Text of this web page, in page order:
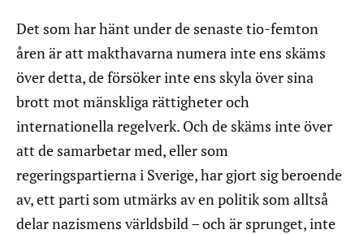
Det som har hänt under de senaste tio-femton
åren är att makthavarna numera inte ens skäms
över detta, de försöker inte ens skyla över sina
brott mot mänskliga rättigheter och
internationella regelverk. Och de skäms inte över
att de samarbetar med, eller som
regeringspartierna i Sverige, har gjort sig beroende
av, ett parti som utmärks av en politik som alltså
delar nazismens världsbild – och är sprunget, inte